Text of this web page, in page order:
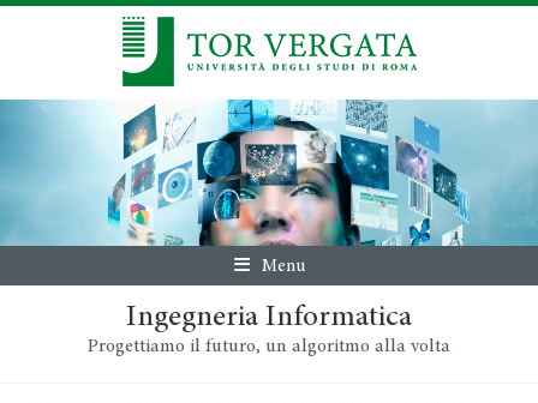
Menu
Ingegneria Informatica
Progettiamo il futuro, un algoritmo alla volta